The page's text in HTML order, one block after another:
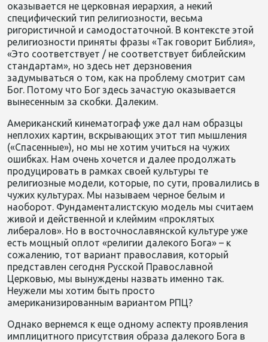
оказывается не церковная иерархия, а некий
специфический тип религиозности, весьма
ригористичной и самодостаточной. В контексте этой
религиозности приняты фразы «Так говорит Библия»,
«Это соответствует / не соответствует библейским
стандартам», но здесь нет дерзновения
задумываться о том, как на проблему смотрит сам
Бог. Потому что Бог здесь зачастую оказывается
вынесенным за скобки. Далеким.
Американский кинематограф уже дал нам образцы
неплохих картин, вскрывающих этот тип мышления
(«Спасенные»), но мы не хотим учиться на чужих
ошибках. Нам очень хочется и далее продолжать
продуцировать в рамках своей культуры те
религиозные модели, которые, по сути, провалились в
чужих культурах. Мы называем черное белым и
наоборот. Фундаменталистскую модель мы считаем
живой и действенной и клеймим «проклятых
либералов». Но в восточнославянской культуре уже
есть мощный оплот «религии далекого Бога» – к
сожалению, тот вариант православия, который
представлен сегодня Русской Православной
Церковью, мы вынуждены назвать именно так.
Неужели мы хотим быть просто
американизированным вариантом РПЦ?
Однако вернемся к еще одному аспекту проявления
имплицитного присутствия образа далекого Бога в